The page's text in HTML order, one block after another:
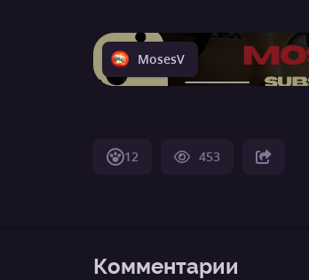
MosesV
12 453
Комментарии